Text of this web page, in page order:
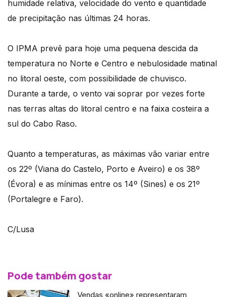
humidade relativa, velocidade do vento e quantidade
de precipitação nas últimas 24 horas.
O IPMA prevê para hoje uma pequena descida da
temperatura no Norte e Centro e nebulosidade matinal
no litoral oeste, com possibilidade de chuvisco.
Durante a tarde, o vento vai soprar por vezes forte
nas terras altas do litoral centro e na faixa costeira a
sul do Cabo Raso.
Quanto a temperaturas, as máximas vão variar entre
os 22º (Viana do Castelo, Porto e Aveiro) e os 38º
(Évora) e as mínimas entre os 14º (Sines) e os 21º
(Portalegre e Faro).
C/Lusa
Pode também gostar
Vendas «online» representaram